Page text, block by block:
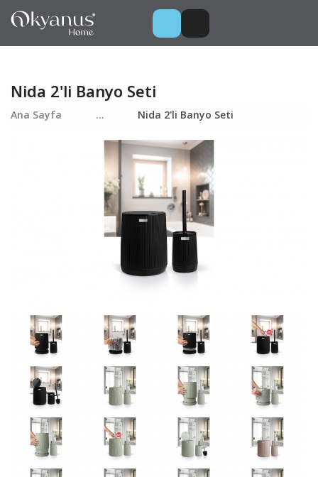
Nida 2'li Banyo Seti
Ana Sayfa ... Nida 2'li Banyo Seti